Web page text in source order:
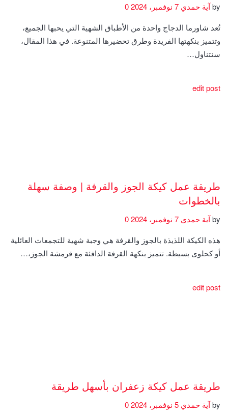
byآية حمدي
تُعد شاورما الدجاج واحدة من الأطباق الشهية التي يحبها الجميع،
وتتميز بنكهتها الفريدة وطرق تحضيرها المتنوعة. في هذا المقال،
سنتناول…
edit post
طريقة عمل كيكة الجوز والقرفة | وصفة سهلة
بالخطوات
byآية حمدي
هذه الكيكة اللذيذة بالجوز والقرفة هي وجبة شهية للتجمعات العائلية
أو كحلوى بسيطة. تتميز بنكهة القرفة الدافئة مع قرمشة الجوز،…
edit post
طريقة عمل كيكة زعفران بأسهل طريقة
byآية حمدي